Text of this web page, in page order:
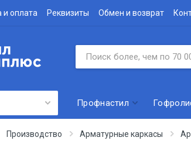
и оплата Реквизиты Обмен и возврат
Профнастил
Производство Арматурные каркасы